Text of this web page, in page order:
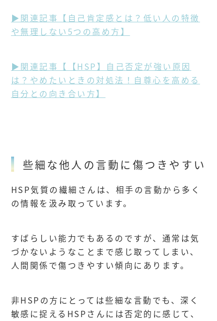
▶関連記事【自己肯定感とは？低い人の特徴
や無理しない5つの高め方】
▶関連記事【【HSP】自己否定が強い原因
は？やめたいときの対処法！自尊心を高める
自分との向き合い方】
些細な他人の言動に傷つきやすい
HSP気質の繊細さんは、相手の言動から多く
の情報を汲み取っています。
すばらしい能力でもあるのですが、通常は気
づかないようなことまで感じ取ってしまい、
人間関係で傷つきやすい傾向にあります。
非HSPの方にとっては些細な言動でも、深く
敏感に捉えるHSPさんには否定的に感じて、